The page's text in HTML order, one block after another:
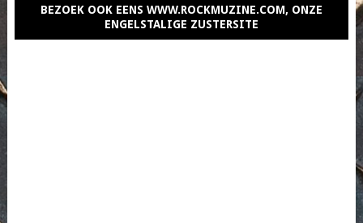
BEZOEK OOK EENS WWW.ROCKMUZINE.COM, ONZE
ENGELSTALIGE ZUSTERSITE